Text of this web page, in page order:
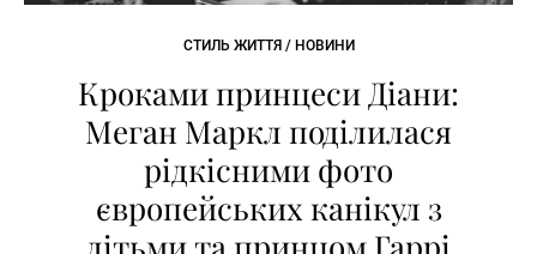
СТИЛЬ ЖИТТЯ / НОВИНИ
Кроками принцеси Діани:
Меган Маркл поділилася
рідкісними фото
європейських канікул з